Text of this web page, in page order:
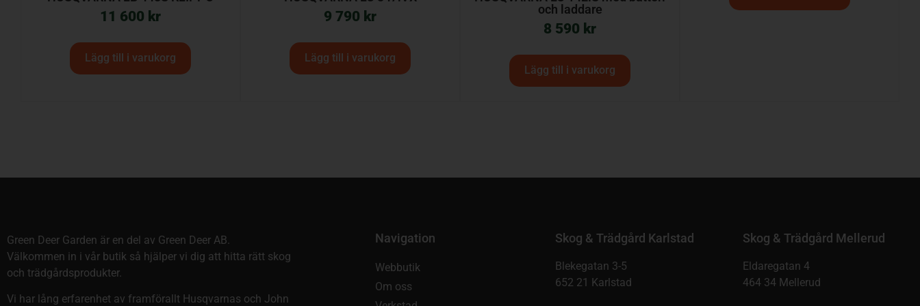
11 600 kr
Lägg till i varukorg
9 790 kr
Lägg till i varukorg
och laddare
8 590 kr
Lägg till i varukorg
Green Deer Garden är en del av Green Deer AB.
Välkommen in i vår butik så hjälper vi dig att hitta rätt skog
och trädgårdsprodukter.
Vi har lång erfarenhet av framförallt Husqvarnas och John
Navigation
Webbutik
Om oss
Skog & Trädgård Karlstad
Blekegatan 3-5
652 21 Karlstad
Skog & Trädgård Mellerud
Eldaregatan 4
464 34 Mellerud